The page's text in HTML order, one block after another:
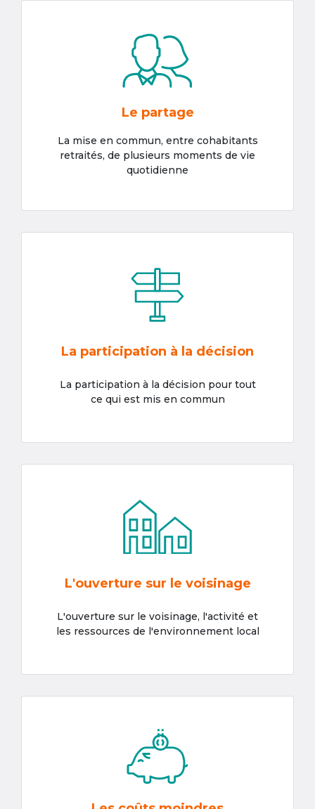
Le partage
La mise en commun, entre cohabitants
retraités, de plusieurs moments de vie
quotidienne
La participation à la décision
La participation à la décision pour tout
ce qui est mis en commun
L'ouverture sur le voisinage
L'ouverture sur le voisinage, l'activité et
les ressources de l'environnement local